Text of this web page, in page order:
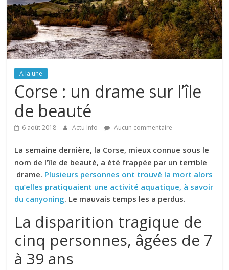
A la une
Corse : un drame sur l’île
de beauté
6 août 2018 Actu Info Aucun commentaire
La semaine dernière, la Corse, mieux connue sous le
nom de l’île de beauté, a été frappée par un terrible
drame. Plusieurs personnes ont trouvé la mort alors
qu’elles pratiquaient une activité aquatique, à savoir
du canyoning. Le mauvais temps les a perdus.
La disparition tragique de
cinq personnes, âgées de 7
à 39 ans